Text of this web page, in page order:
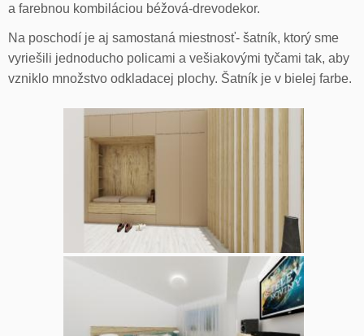
a farebnou kombiláciou béžová-drevodekor.
Na poschodí je aj samostaná miestnosť- šatník, ktorý sme
vyriešili jednoducho policami a vešiakovými tyčami tak, aby
vzniklo množstvo odkladacej plochy. Šatník je v bielej farbe.